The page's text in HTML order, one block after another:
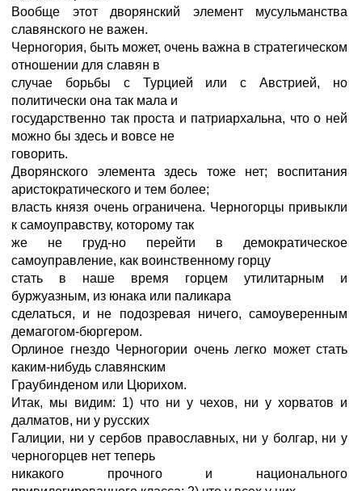
Вообще этот дворянский элемент мусульманства
славянского не важен.
Черногория, быть может, очень важна в стратегическом
отношении для славян в
случае борьбы с Турцией или с Австрией, но
политически она так мала и
государственно так проста и патриархальна, что о ней
можно бы здесь и вовсе не
говорить.
Дворянского элемента здесь тоже нет; воспитания
аристократического и тем более;
власть князя очень ограничена. Черногорцы привыкли
к самоуправству, которому так
же не груд-но перейти в демократическое
самоуправление, как воинственному горцу
стать в наше время горцем утилитарным и
буржуазным, из юнака или паликара
сделаться, и не подозревая ничего, самоуверенным
демагогом-бюргером.
Орлиное гнездо Черногории очень легко может стать
каким-нибудь славянским
Граубинденом или Цюрихом.
Итак, мы видим: 1) что ни у чехов, ни у хорватов и
далматов, ни у русских
Галиции, ни у сербов православных, ни у болгар, ни у
черногорцев нет теперь
никакого прочного и национального